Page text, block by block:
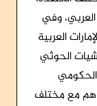
العربي، وفي
العربية
الحوثي
الحكومي
مع مختلف